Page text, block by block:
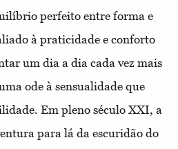
perfeito entre forma e
à praticidade e conforto
um dia a dia cada vez mais
ode à sensualidade que
Em pleno século XXI, a
para lá da escuridão do